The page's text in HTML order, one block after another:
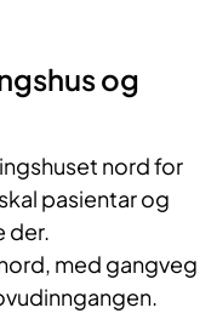
og
nord for
pasientar og
der.
med gangveg